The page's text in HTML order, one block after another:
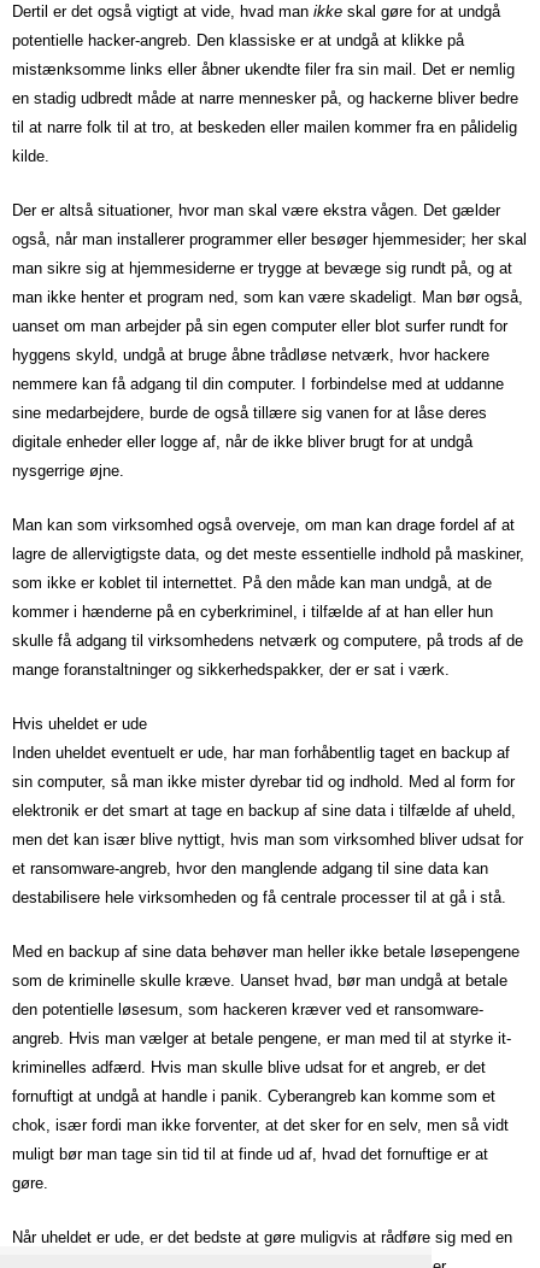
Dertil er det også vigtigt at vide, hvad man ikke skal gøre for at undgå
potentielle hacker-angreb. Den klassiske er at undgå at klikke på
mistænksomme links eller åbner ukendte filer fra sin mail. Det er nemlig
en stadig udbredt måde at narre mennesker på, og hackerne bliver bedre
til at narre folk til at tro, at beskeden eller mailen kommer fra en pålidelig
kilde.
Der er altså situationer, hvor man skal være ekstra vågen. Det gælder
også, når man installerer programmer eller besøger hjemmesider; her skal
man sikre sig at hjemmesiderne er trygge at bevæge sig rundt på, og at
man ikke henter et program ned, som kan være skadeligt. Man bør også,
uanset om man arbejder på sin egen computer eller blot surfer rundt for
hyggens skyld, undgå at bruge åbne trådløse netværk, hvor hackere
nemmere kan få adgang til din computer. I forbindelse med at uddanne
sine medarbejdere, burde de også tillære sig vanen for at låse deres
digitale enheder eller logge af, når de ikke bliver brugt for at undgå
nysgerrige øjne.
Man kan som virksomhed også overveje, om man kan drage fordel af at
lagre de allervigtigste data, og det meste essentielle indhold på maskiner,
som ikke er koblet til internettet. På den måde kan man undgå, at de
kommer i hænderne på en cyberkriminel, i tilfælde af at han eller hun
skulle få adgang til virksomhedens netværk og computere, på trods af de
mange foranstaltninger og sikkerhedspakker, der er sat i værk.
Hvis uheldet er ude
Inden uheldet eventuelt er ude, har man forhåbentlig taget en backup af
sin computer, så man ikke mister dyrebar tid og indhold. Med al form for
elektronik er det smart at tage en backup af sine data i tilfælde af uheld,
men det kan især blive nyttigt, hvis man som virksomhed bliver udsat for
et ransomware-angreb, hvor den manglende adgang til sine data kan
destabilisere hele virksomheden og få centrale processer til at gå i stå.
Med en backup af sine data behøver man heller ikke betale løsepengene
som de kriminelle skulle kræve. Uanset hvad, bør man undgå at betale
den potentielle løsesum, som hackeren kræver ved et ransomware-
angreb. Hvis man vælger at betale pengene, er man med til at styrke it-
kriminelles adfærd. Hvis man skulle blive udsat for et angreb, er det
fornuftigt at undgå at handle i panik. Cyberangreb kan komme som et
chok, især fordi man ikke forventer, at det sker for en selv, men så vidt
muligt bør man tage sin tid til at finde ud af, hvad det fornuftige er at
gøre.
Når uheldet er ude, er det bedste at gøre muligvis at rådføre sig med en